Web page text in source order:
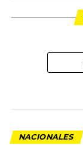
NACIONALES